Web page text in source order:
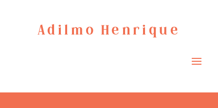
Adilmo Henrique